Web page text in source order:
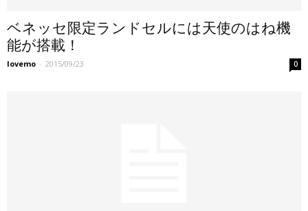
ベネッセ限定ランドセルには天使のはね機
能が搭載！
lovemo - 2015/09/23 0